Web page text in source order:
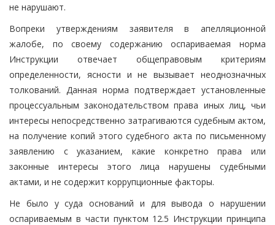
не нарушают.
Вопреки утверждениям заявителя в апелляционной
жалобе, по своему содержанию оспариваемая норма
Инструкции отвечает общеправовым критериям
определенности, ясности и не вызывает неоднозначных
толкований. Данная норма подтверждает установленные
процессуальным законодательством права иных лиц, чьи
интересы непосредственно затрагиваются судебным актом,
на получение копий этого судебного акта по письменному
заявлению с указанием, какие конкретно права или
законные интересы этого лица нарушены судебными
актами, и не содержит коррупционные факторы.
Не было у суда оснований и для вывода о нарушении
оспариваемым в части пунктом 12.5 Инструкции принципа